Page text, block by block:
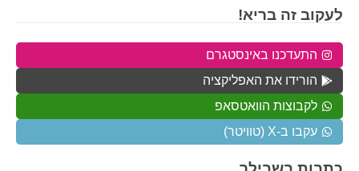
לעקוב זה בריא!
התעדכנו באינסטגרם
הורידו את האפליקציה
לקבוצות הוואטסאפ
עקבו ב-X (טוויטר)